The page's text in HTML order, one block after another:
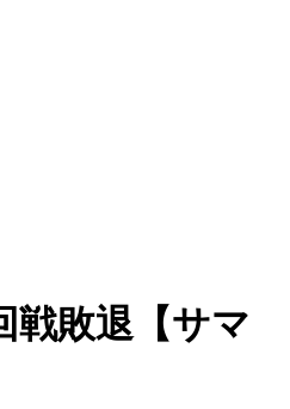
戦敗退【サマ